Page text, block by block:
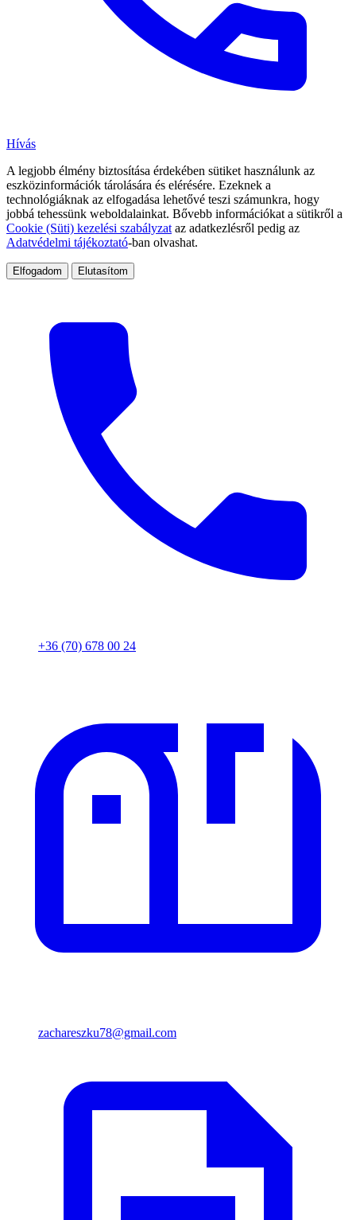
Hívás
A legjobb élmény biztosítása érdekében sütiket használunk az
eszközinformációk tárolására és elérésére. Ezeknek a
technológiáknak az elfogadása lehetővé teszi számunkra, hogy
jobbá tehessünk weboldalainkat. Bővebb információkat a sütikről a
Cookie (Süti) kezelési szabályzat az adatkezlésről pedig az
Adatvédelmi tájékoztató-ban olvashat.
Elfogadom Elutasítom
+36 (70) 678 00 24
zachareszku78@gmail.com